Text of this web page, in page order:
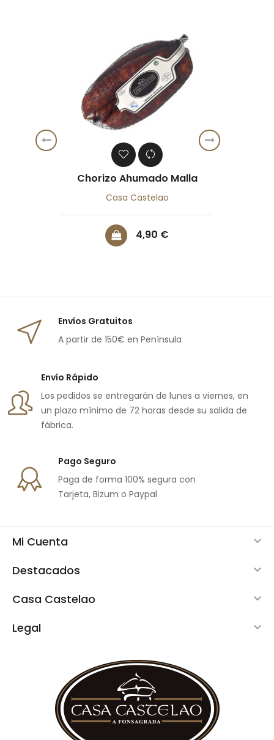
Chorizo Ahumado Malla
Casa Castelao
Precio
4,90 €
Envíos Gratuitos
A partir de 150€ en Península
Envío Rápido
Los pedidos se entregarán de lunes a viernes, en
un plazo mínimo de 72 horas desde su salida de
fábrica.
Pago Seguro
Paga de forma 100% segura con
Tarjeta, Bizum o Paypal
Mi Cuenta 
Destacados 
Casa Castelao 
Legal 